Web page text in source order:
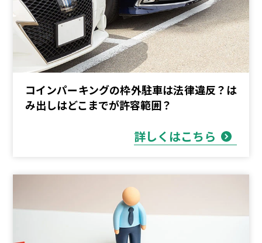
コインパーキングの枠外駐車は法律違反？は
み出しはどこまでが許容範囲？
詳しくはこちら